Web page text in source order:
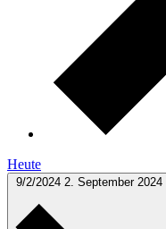
Heute
9/2/2024 2. September 2024